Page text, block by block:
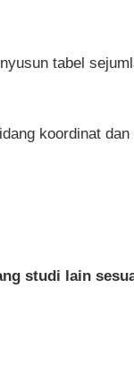
tabel
koordinat
studi lain